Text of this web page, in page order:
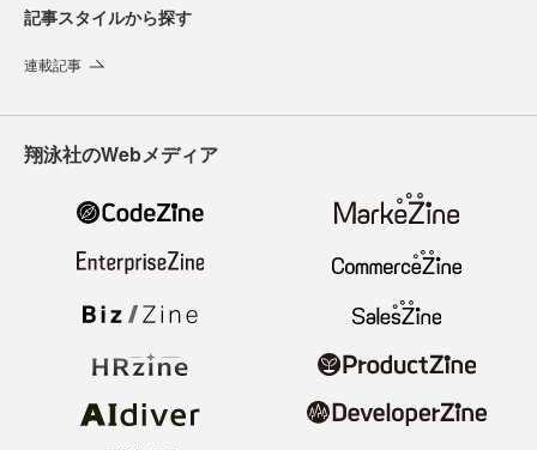
記事スタイルから探す
連載記事
翔泳社のWebメディア